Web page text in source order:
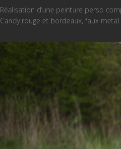
Réalisation d’une peinture perso
Candy rouge et bordeaux, faux